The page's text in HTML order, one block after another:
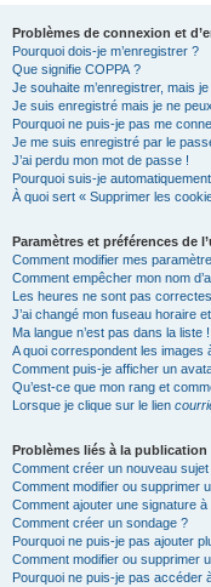
Problèmes de connexion et
Pourquoi dois-je m’enregistrer ?
Que signifie COPPA ?
Je souhaite m’enregistrer, mais
Je suis enregistré mais je ne
Pourquoi ne puis-je pas me
Je me suis enregistré par le
J’ai perdu mon mot de passe !
Pourquoi suis-je
À quoi sert « Supprimer les
Paramètres et préférences de
Comment modifier mes
Comment empêcher mon nom
Les heures ne sont pas
J’ai changé mon fuseau horaire
Ma langue n’est pas dans la liste !
A quoi correspondent les images
Comment puis-je afficher un
Qu’est-ce que mon rang et
Lorsque je clique sur le lien
Problèmes liés à la publication
Comment créer un nouveau
Comment modifier ou supprimer
Comment ajouter une signature
Comment créer un sondage ?
Pourquoi ne puis-je pas ajouter
Comment modifier ou supprimer
Pourquoi ne puis-je pas accéder